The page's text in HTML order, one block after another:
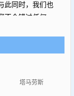
此同时，我们也
会错过任何一
赛的录像回放服
，也可以随时通
赛视频、集锦
言之，灰熊VS雷霆
塔马劳斯